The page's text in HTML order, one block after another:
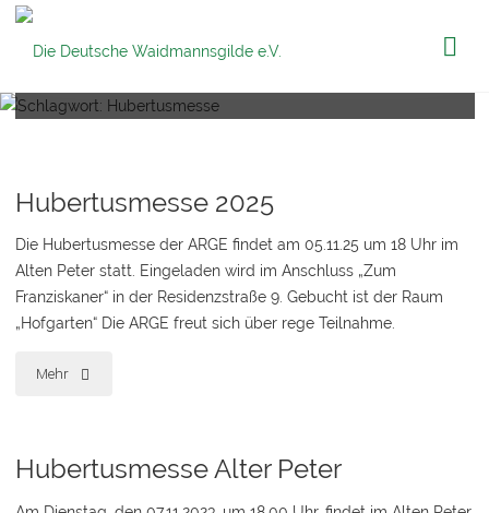
Hubertusmesse 2025
Die Hubertusmesse der ARGE findet am 05.11.25 um 18 Uhr im
Alten Peter statt. Eingeladen wird im Anschluss „Zum
Franziskaner“ in der Residenzstraße 9. Gebucht ist der Raum
„Hofgarten“ Die ARGE freut sich über rege Teilnahme.
Mehr "Hubertusmesse
Hubertusmesse Alter Peter